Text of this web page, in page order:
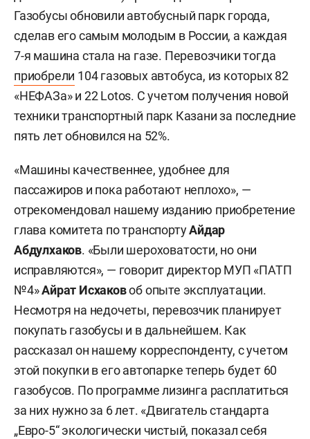
Газобусы обновили автобусный парк города,
сделав его самым молодым в России, а каждая
7-я машина стала на газе. Перевозчики тогда
приобрели 104 газовых автобуса, из которых 82
«НЕФАЗа» и 22 Lotos. С учетом получения новой
техники транспортный парк Казани за последние
пять лет обновился на 52%.
«Машины качественнее, удобнее для
пассажиров и пока работают неплохо», —
отрекомендовал нашему изданию приобретение
глава комитета по транспортуАйдар
Абдулхаков. «Были шероховатости, но они
исправляются», — говорит директор МУП «ПАТП
№4»Айрат Исхаковоб опыте эксплуатации.
Несмотря на недочеты, перевозчик планирует
покупать газобусы и в дальнейшем. Как
рассказал он нашему корреспонденту, с учетом
этой покупки в его автопарке теперь будет 60
газобусов. По программе лизинга расплатиться
за них нужно за 6 лет. «Двигатель стандарта
„Евро-5“ экологически чистый, показал себя